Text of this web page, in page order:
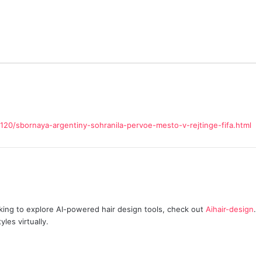
sbornaya-argentiny-sohranila-pervoe-mesto-v-rejtinge-fifa.html
to explore AI-powered hair design tools, check out Aihair-design
virtually.